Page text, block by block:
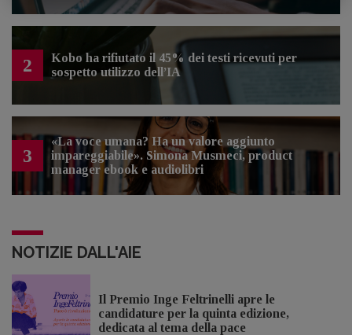
2
Kobo ha rifiutato il 45% dei testi ricevuti per
sospetto utilizzo dell’IA
3
«La voce umana? Ha un valore aggiunto
impareggiabile». Simona Musmeci, product
manager ebook e audiolibri
NOTIZIE DALL'AIE
Il Premio Inge Feltrinelli apre le
candidature per la quinta edizione,
dedicata al tema della pace